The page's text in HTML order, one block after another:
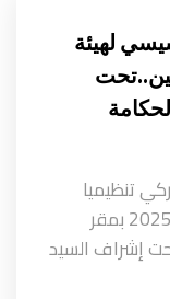
لهيئة
تنظيميا
وسياسيا، انعقد بتاريخ السبت 17 ماي 2025 بمقر
إشراف السيد